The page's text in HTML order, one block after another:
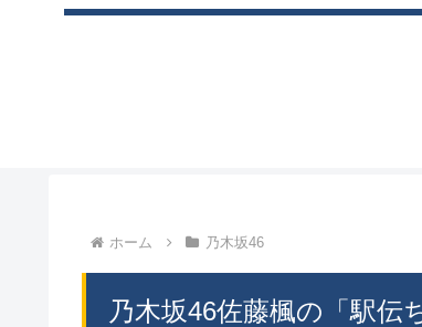
ホーム 乃木坂46
乃木坂46佐藤楓の「駅伝